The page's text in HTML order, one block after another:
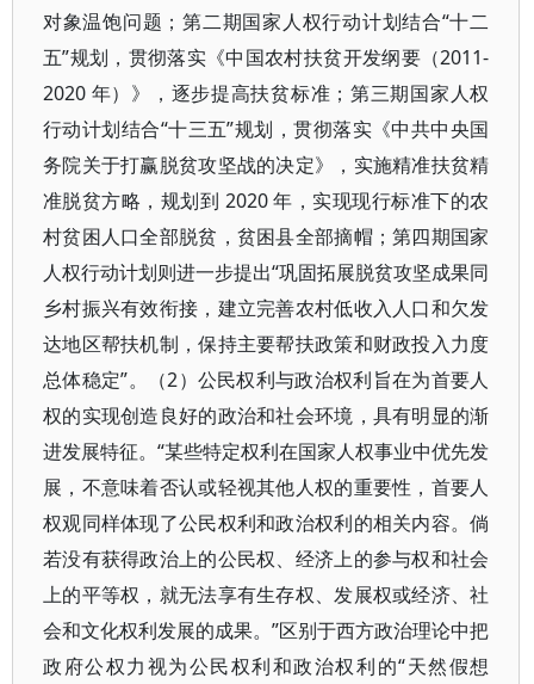
对象温饱问题；第二期国家人权行动计划结合“十二
五”规划，贯彻落实《中国农村扶贫开发纲要（2011-
2020 年）》，逐步提高扶贫标准；第三期国家人权
行动计划结合“十三五”规划，贯彻落实《中共中央国
务院关于打赢脱贫攻坚战的决定》，实施精准扶贫精
准脱贫方略，规划到 2020 年，实现现行标准下的农
村贫困人口全部脱贫，贫困县全部摘帽；第四期国家
人权行动计划则进一步提出“巩固拓展脱贫攻坚成果同
乡村振兴有效衔接，建立完善农村低收入人口和欠发
达地区帮扶机制，保持主要帮扶政策和财政投入力度
总体稳定”。（2）公民权利与政治权利旨在为首要人
权的实现创造良好的政治和社会环境，具有明显的渐
进发展特征。“某些特定权利在国家人权事业中优先发
展，不意味着否认或轻视其他人权的重要性，首要人
权观同样体现了公民权利和政治权利的相关内容。倘
若没有获得政治上的公民权、经济上的参与权和社会
上的平等权，就无法享有生存权、发展权或经济、社
会和文化权利发展的成果。”区别于西方政治理论中把
政府公权力视为公民权利和政治权利的“天然假想